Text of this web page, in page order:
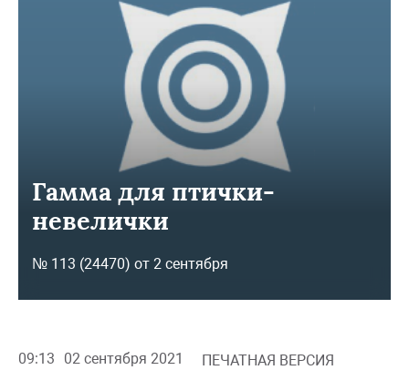
Гамма для птички-
невелички
№ 113 (24470) от 2 сентября
09:13 02 сентября 2021 ПЕЧАТНАЯ ВЕРСИЯ